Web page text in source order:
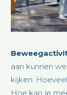
aan kunnen
kijken:
Hoe kan je